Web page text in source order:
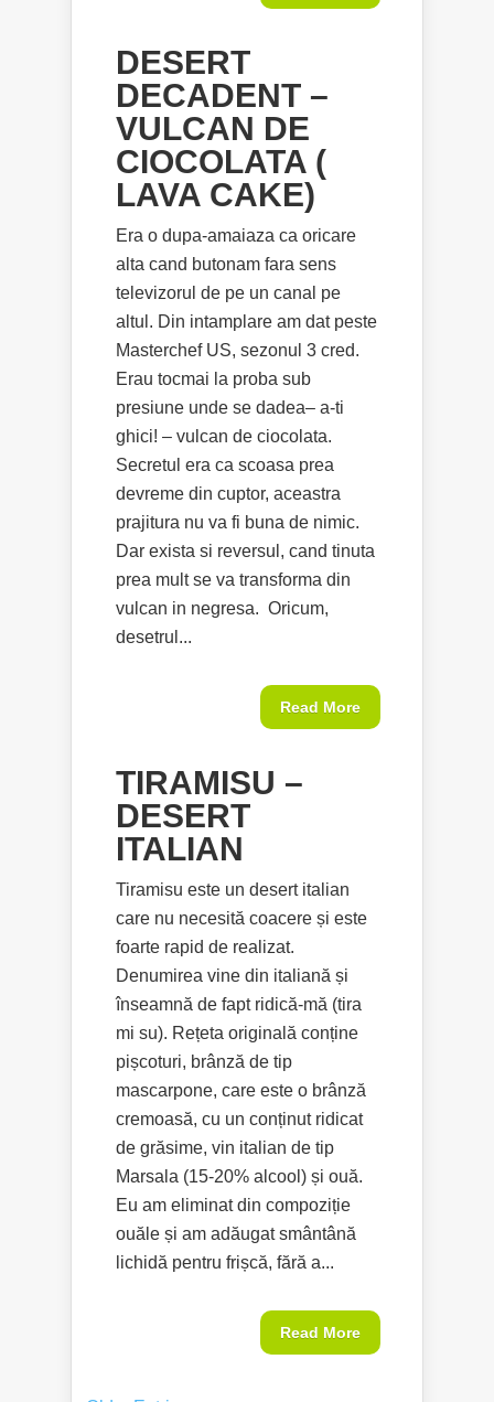
DESERT
DECADENT –
VULCAN DE
CIOCOLATA (
LAVA CAKE)
Era o dupa-amaiaza ca oricare
alta cand butonam fara sens
televizorul de pe un canal pe
altul. Din intamplare am dat peste
Masterchef US, sezonul 3 cred.
Erau tocmai la proba sub
presiune unde se dadea– a-ti
ghici! – vulcan de ciocolata.
Secretul era ca scoasa prea
devreme din cuptor, aceastra
prajitura nu va fi buna de nimic.
Dar exista si reversul, cand tinuta
prea mult se va transforma din
vulcan in negresa. Oricum,
desetrul...
Read More
TIRAMISU –
DESERT
ITALIAN
Tiramisu este un desert italian
care nu necesită coacere și este
foarte rapid de realizat.
Denumirea vine din italiană și
înseamnă de fapt ridică-mă (tira
mi su). Rețeta originală conține
pișcoturi, brânză de tip
mascarpone, care este o brânză
cremoasă, cu un conținut ridicat
de grăsime, vin italian de tip
Marsala (15-20% alcool) și ouă.
Eu am eliminat din compoziție
ouăle și am adăugat smântână
lichidă pentru frișcă, fără a...
Read More